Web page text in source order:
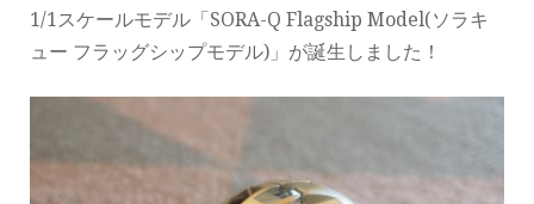
1/1スケールモデル「SORA-Q Flagship Model(ソラキ
ュー フラッグシップモデル)」が誕生しました！